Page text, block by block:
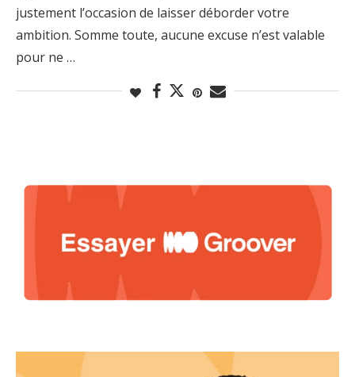
justement l’occasion de laisser déborder votre
ambition. Somme toute, aucune excuse n’est valable
pour ne …